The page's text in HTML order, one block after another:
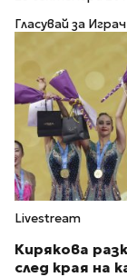
Гласувай за
Livestream
Кирякова
след края на